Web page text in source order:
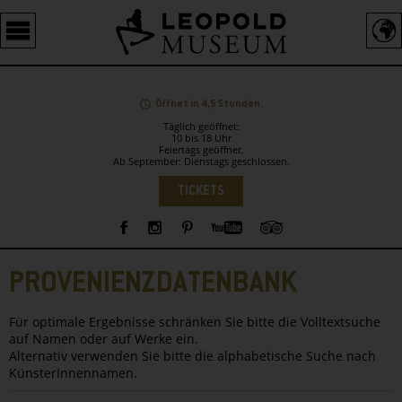
Barrierefreie
Bedienung
der
Öffnet in 4,5 Stunden.
Täglich geöffnet:
10 bis 18 Uhr
Feiertags geöffnet.
Ab September: Dienstags geschlossen.
TICKETS
Sidebar
PROVENIENZDATENBANK
Für optimale Ergebnisse schränken Sie bitte die Volltextsuche
auf Namen oder auf Werke ein.
Alternativ verwenden Sie bitte die alphabetische Suche nach
KünsterInnennamen.